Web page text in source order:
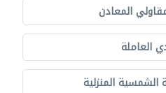
المعادن
العاملة
الشمسية المنزلية